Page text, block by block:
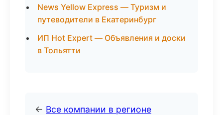
News Yellow Express — Туризм и
путеводители в Екатеринбург
ИП Hot Expert — Объявления и доски
в Тольятти
← Все компании в регионе